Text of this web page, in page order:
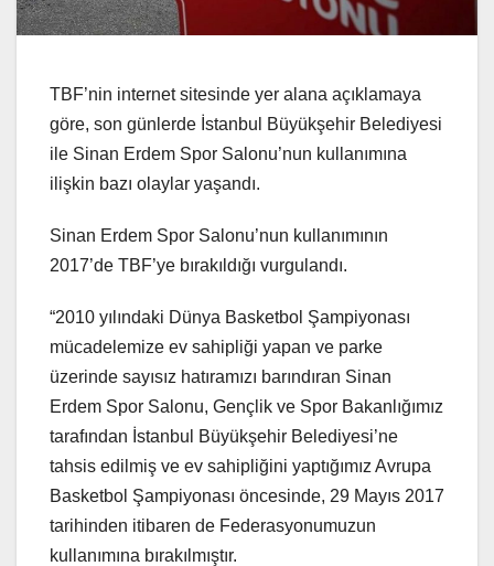
TBF’nin internet sitesinde yer alana açıklamaya
göre, son günlerde İstanbul Büyükşehir Belediyesi
ile Sinan Erdem Spor Salonu’nun kullanımına
ilişkin bazı olaylar yaşandı.
Sinan Erdem Spor Salonu’nun kullanımının
2017’de TBF’ye bırakıldığı vurgulandı.
“2010 yılındaki Dünya Basketbol Şampiyonası
mücadelemize ev sahipliği yapan ve parke
üzerinde sayısız hatıramızı barındıran Sinan
Erdem Spor Salonu, Gençlik ve Spor Bakanlığımız
tarafından İstanbul Büyükşehir Belediyesi’ne
tahsis edilmiş ve ev sahipliğini yaptığımız Avrupa
Basketbol Şampiyonası öncesinde, 29 Mayıs 2017
tarihinden itibaren de Federasyonumuzun
kullanımına bırakılmıştır.